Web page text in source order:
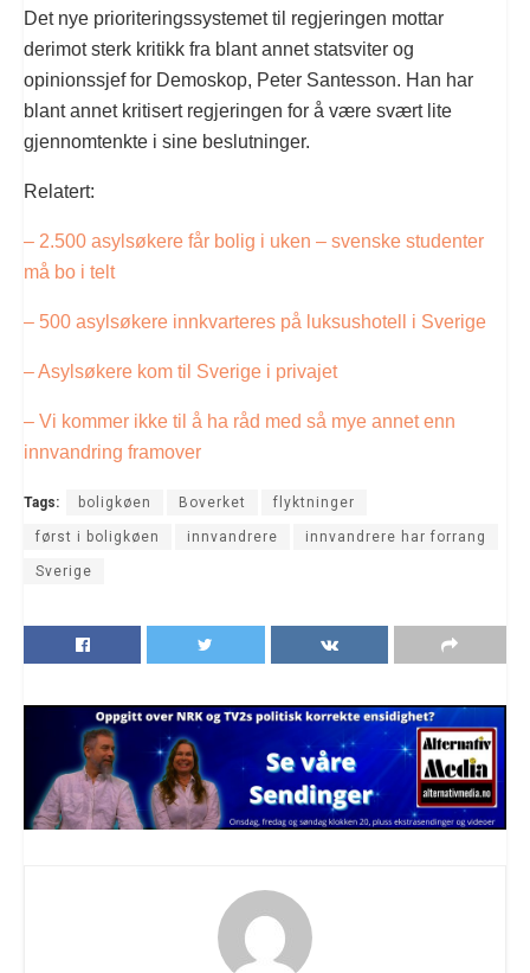
Det nye prioriteringssystemet til regjeringen mottar
derimot sterk kritikk fra blant annet statsviter og
opinionssjef for Demoskop, Peter Santesson. Han har
blant annet kritisert regjeringen for å være svært lite
gjennomtenkte i sine beslutninger.
Relatert:
– 2.500 asylsøkere får bolig i uken – svenske studenter
må bo i telt
– 500 asylsøkere innkvarteres på luksushotell i Sverige
– Asylsøkere kom til Sverige i privajet
– Vi kommer ikke til å ha råd med så mye annet enn
innvandring framover
Tags: boligkøen Boverket flyktninger
først i boligkøen innvandrere innvandrere har forrang
Sverige